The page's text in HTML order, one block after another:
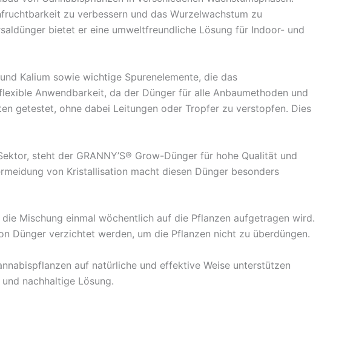
zu verbessern und das Wurzelwachstum zu
bietet er eine umweltfreundliche Lösung für Indoor- und
Kalium sowie wichtige Spurenelemente, die das
Anwendbarkeit, da der Dünger für alle Anbaumethoden und
getestet, ohne dabei Leitungen oder Tropfer zu verstopfen. Dies
steht der GRANNY’S® Grow-Dünger für hohe Qualität und
von Kristallisation macht diesen Dünger besonders
Mischung einmal wöchentlich auf die Pflanzen aufgetragen wird.
Dünger verzichtet werden, um die Pflanzen nicht zu überdüngen.
auf natürliche und effektive Weise unterstützen
nachhaltige Lösung.